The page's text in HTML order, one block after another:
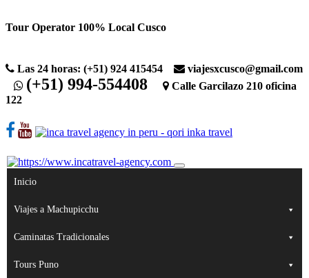
to
Tour Operator 100% Local Cusco
Las 24 horas: (+51) 924 415454 viajesxcusco@gmail.com
(+51) 994-554408
Calle Garcilazo 210 oficina
122
Inicio
Viajes a Machupicchu
Caminatas Tradicionales
Tours Puno